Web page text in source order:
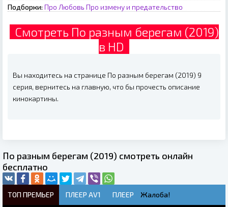
Подборки: Про Любовь Про измену и предательство
Смотреть По разным берегам (2019)
в HD
Вы находитесь на странице По разным берегам (2019) 9
серия, вернитесь на главную, что бы прочесть описание
кинокартины.
По разным берегам (2019) смотреть онлайн
бесплатно
ТОП ПРЕМЬЕР ПЛЕЕР AV1 ПЛЕЕР Жалоба!